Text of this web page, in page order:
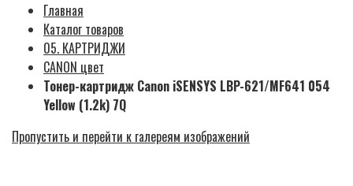
Главная
Каталог товаров
05. КАРТРИДЖИ
CANON цвет
Тонер-картридж Canon iSENSYS LBP-621/MF641 054
Yellow (1.2k) 7Q
Пропустить и перейти к галереям изображений